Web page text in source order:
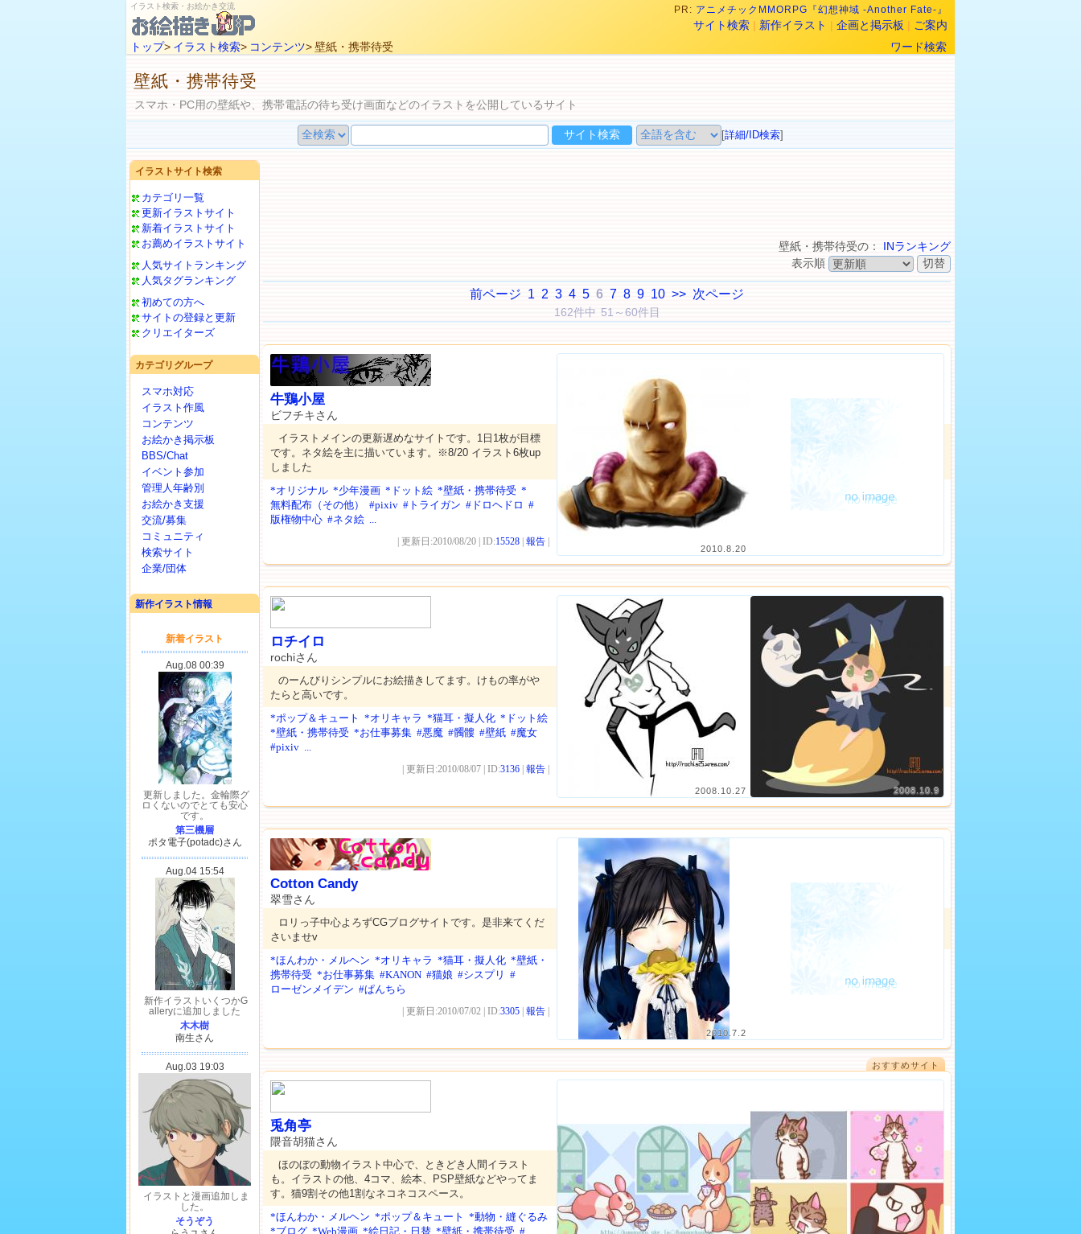
イラスト検索・お絵かき交流 PR: アニメチックMMORPG『幻想神域 -Another Fate-』
サイト検索 | 新作イラスト | 企画と掲示板 | ご案内
トップ> イラスト検索> コンテンツ> 壁紙・携帯待受 ワード検索
壁紙・携帯待受
スマホ・PC用の壁紙や、携帯電話の待ち受け画面などのイラストを公開しているサイト
[詳細/ID検索]
イラストサイト検索
カテゴリ一覧
更新イラストサイト
新着イラストサイト
お薦めイラストサイト
人気サイトランキング
人気タグランキング
初めての方へ
サイトの登録と更新
クリエイターズ
カテゴリグループ
スマホ対応
イラスト作風
コンテンツ
お絵かき掲示板
BBS/Chat
イベント参加
管理人年齢別
お絵かき支援
交流/募集
コミュニティ
検索サイト
企業/団体
新作イラスト情報
壁紙・携帯待受の： INランキング
表示順
前ページ 1 2 3 4 5 6 7 8 9 10 >> 次ページ
162件中 51～60件目
2010.8.20
牛鶏小屋
ビフチキさん
イラストメインの更新遅めなサイトです。1日1枚が目標
です。ネタ絵を主に描いています。※8/20 イラスト6枚up
しました
*オリジナル *少年漫画 *ドット絵 *壁紙・携帯待受 *
無料配布（その他）
#pixiv #トライガン #ドロヘドロ #
版権物中心 #ネタ絵 ...
| 更新日:2010/08/20 | ID:15528 報告
2008.10.27 2008.10.9
ロチイロ
rochiさん
のーんびりシンプルにお絵描きしてます。けもの率がや
たらと高いです。
*ポップ＆キュート *オリキャラ *猫耳・擬人化 *ドット絵
*壁紙・携帯待受 *お仕事募集 #悪魔 #髑髏 #壁紙 #魔女
#pixiv ...
| 更新日:2010/08/07 | ID:3136 報告
2010.7.2
Cotton Candy
翠雪さん
ロリっ子中心よろずCGブログサイトです。是非来てくだ
さいませv
*ほんわか・メルヘン *オリキャラ *猫耳・擬人化 *壁紙・
携帯待受 *お仕事募集 #KANON #猫娘 #シスプリ #
ローゼンメイデン #ぱんちら
| 更新日:2010/07/02 | ID:3305 報告
おすすめサイト
兎角亭
隈音胡猫さん
ほのぼの動物イラスト中心で、ときどき人間イラスト
も。イラストの他、4コマ、絵本、PSP壁紙などやってま
す。猫9割その他1割なネコネコスペース。
*ほんわか・メルヘン *ポップ＆キュート *動物・縫ぐるみ
*ブログ *Web漫画 *絵日記・日替 *壁紙・携帯待受 #